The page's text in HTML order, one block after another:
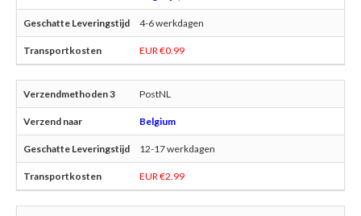
4-6 werkdagen
EUR €0.99
PostNL
Belgium
12-17 werkdagen
EUR €2.99